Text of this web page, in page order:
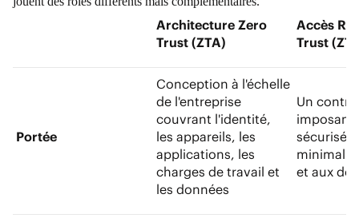
Architecture Zero
Trust (ZTA)
Accès
Trust
Portée
Conception à l'échelle
de l'entreprise
couvrant l'identité,
les appareils, les
applications, les
charges de travail et
les données
Un
imposant
sécurisé
minimal
et aux